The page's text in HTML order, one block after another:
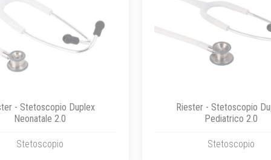
- Stetoscopio Duplex
Neonatale 2.0
Stetoscopio
Riester - Stetoscopio
Pediatrico 2.0
Stetoscopio